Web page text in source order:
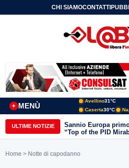
CHI SIAMOCONTATTI
MENÙ
+
Avellino31°C
Caserta30°C
ULTIME NOTIZIE
Sannio Europa
“Top of the PID
realtà virtuale nei
Home > Notte di capodanno